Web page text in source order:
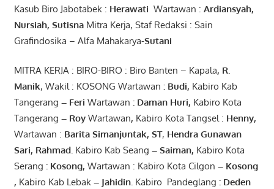
Kasub Biro Jabotabek : Herawati Wartawan : Ardiansyah,
Nursiah, SutisnaMitra Kerja, Staf Redaksi : Sain
Grafindosika – Alfa Mahakarya-Sutani
MITRA KERJA : BIRO-BIRO : Biro Banten – Kapala, R.
Manik, Wakil : KOSONG Wartawan : Budi, Kabiro Kab
Tangerang – Feri Wartawan : Daman Huri, Kabiro Kota
Tangerang – RoyWartawan, Kabiro Kota Tangsel : Henny,
Wartawan : Barita Simanjuntak, ST, Hendra Gunawan
Sari, Rahmad. Kabiro Kab Seang – Saiman, Kabiro Kota
Serang : Kosong, Wartawan : Kabiro Kota Cilgon – Kosong
, Kabiro Kab Lebak– Jahidin. Kabiro Pandeglang : Deden